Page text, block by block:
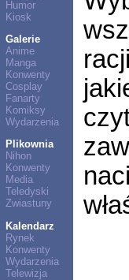
Humor
Kiosk
Galerie
Anime
Manga
Konwenty
Cosplay
Fanarty
Komiksy
Wydarzenia
Plikownia
Nihon
Konwenty
Media
Teledyski
Zwiastuny
Kalendarz
Rynek
Konwenty
Wydarzenia
Telewizja